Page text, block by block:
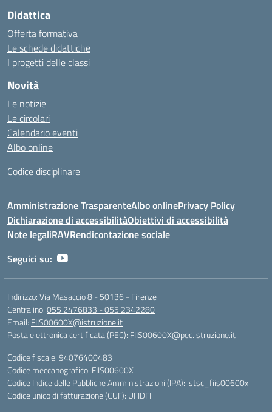
Didattica
Offerta formativa
Le schede didattiche
I progetti delle classi
Novità
Le notizie
Le circolari
Calendario eventi
Albo online
Codice disciplinare
Amministrazione TrasparenteAlbo onlinePrivacy Policy
Dichiarazione di accessibilitàObiettivi di accessibilità
Note legaliRAVRendicontazione sociale
Seguici su:
Indirizzo:Via Masaccio 8 - 50136 - Firenze
Centralino:055 2476833 - 055 2342280
Email: FIIS00600X@istruzione.it
Posta elettronica certificata (PEC): FIIS00600X@pec.istruzione.it
Codice fiscale: 94076400483
Codice meccanografico: FIIS00600X
Codice Indice delle Pubbliche Amministrazioni (IPA): istsc_fiis00600x
Codice unico di fatturazione (CUF): UFIDFI